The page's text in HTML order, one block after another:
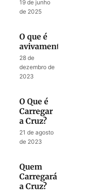
19 de junho
de 2025
O que é
avivamento?
28 de
dezembro de
2023
O Que é
Carregar
a Cruz?
21 de agosto
de 2023
Quem
Carregará
a Cruz?